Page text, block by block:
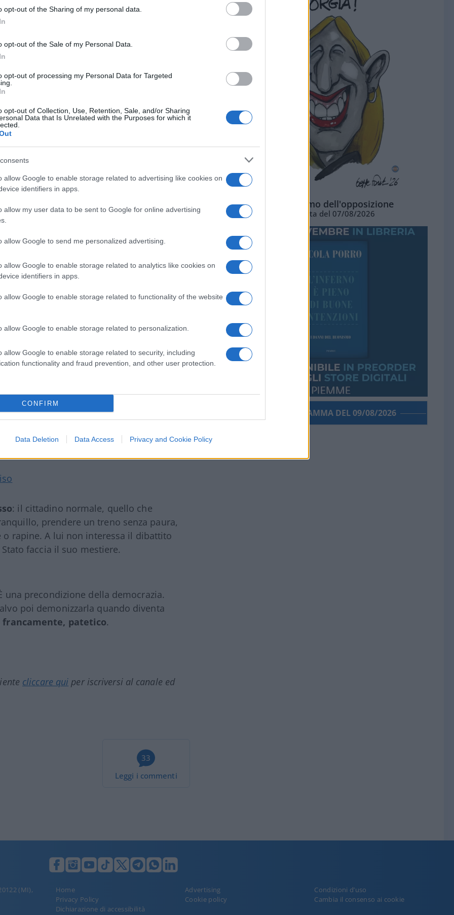
opt-out of the Sharing of my personal data.
opt-out of the Sale of my Personal Data.
opt-out of processing my Personal Data for Targeted
opt-out of Collection, Use, Retention, Sale, and/or Sharing
Data that Is Unrelated with the Purposes for which it
allow Google to enable storage related to advertising like cookies on
identifiers in apps.
allow my user data to be sent to Google for online advertising
allow Google to send me personalized advertising.
allow Google to enable storage related to analytics like cookies on
identifiers in apps.
allow Google to enable storage related to functionality of the website
allow Google to enable storage related to personalization.
allow Google to enable storage related to security, including
functionality and fraud prevention, and other user protection.
CONFIRM
Data Deletion Data Access Privacy and Cookie Policy
dossier sicurezza riesce nell’impresa di
chiedere scusa.
un’aggressione, una rissa, un quartiere
il governo: “Dov’eravate?”,
Poi però, quando lo Stato prova a
regole un po’ meno elastiche —
“Criminalizzazione del dissenso”,
O la sicurezza è un problema serio, oppure
politico.
quando diventa concreta. Le piace
show. Ma quando si traduce in poliziotti
improvvisamente il problema non sono
più i delinquenti, ma le divise.
scontri, devastazioni, assalti ai cortei o
non contro chi spacca, ma contro chi
rispetto delle regole. Guai a
ma solo la legge del più forte.
conflitto d’interessi ideologico. Da
responsabile, pronta a governare.
con un certo mondo
a prescindere”. E allora balbetta.
: il cittadino normale, quello che
prendere un treno senza paura,
o rapine. A lui non interessa il dibattito
faccia il suo mestiere.
una precondizione della democrazia.
poi demonizzarla quando diventa
francamente, patetico.
cliccare qui per iscriversi al canale ed
33
Leggi i commenti
L'ottimismo dell'opposizione
Vignetta del 07/08/2026
PORROGRAMMA DEL 09/08/2026
(MI),
Home Advertising
Condizioni d’uso
Privacy Policy
Cookie policy
Cambia il consenso ai cookie
Dichiarazione di accessibilità